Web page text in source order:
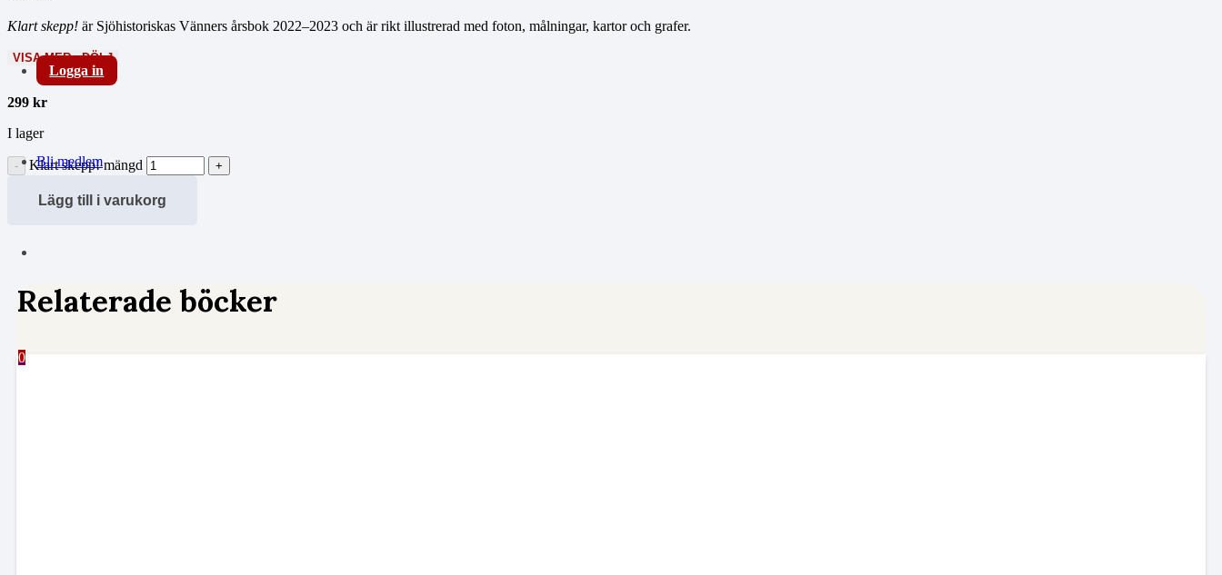
Logga in
Bli medlem
0
Klart skepp! är Sjöhistoriskas Vänners årsbok 2022–2023 och är rikt illustrerad med foton, målningar, kartor och grafer.
VISA MER DÖLJ
299 kr
I lager
Klart skepp! mängd
Lägg till i varukorg
Relaterade böcker